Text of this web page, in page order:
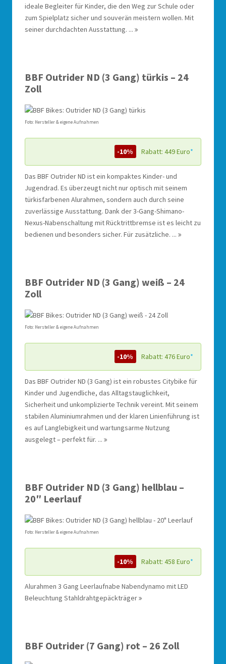
ideale Begleiter für Kinder, die den Weg zur Schule oder
zum Spielplatz sicher und souverän meistern wollen. Mit
seiner durchdachten Ausstattung. ...
BBF Outrider ND (3 Gang) türkis – 24
Zoll
Foto: Hersteller & eigene Aufnahmen
-10% Rabatt: 449 Euro*
Das BBF Outrider ND ist ein kompaktes Kinder- und
Jugendrad. Es überzeugt nicht nur optisch mit seinem
türkisfarbenen Alurahmen, sondern auch durch seine
zuverlässige Ausstattung. Dank der 3-Gang-Shimano-
Nexus-Nabenschaltung mit Rücktrittbremse ist es leicht zu
bedienen und besonders sicher. Für zusätzliche. ...
BBF Outrider ND (3 Gang) weiß – 24
Zoll
Foto: Hersteller & eigene Aufnahmen
-10% Rabatt: 476 Euro*
Das BBF Outrider ND (3 Gang) ist ein robustes Citybike für
Kinder und Jugendliche, das Alltagstauglichkeit,
Sicherheit und unkomplizierte Technik vereint. Mit seinem
stabilen Aluminiumrahmen und der klaren Linienführung ist
es auf Langlebigkeit und wartungsarme Nutzung
ausgelegt – perfekt für. ...
BBF Outrider ND (3 Gang) hellblau –
20″ Leerlauf
Foto: Hersteller & eigene Aufnahmen
-10% Rabatt: 458 Euro*
Alurahmen 3 Gang Leerlaufnabe Nabendynamo mit LED
Beleuchtung Stahldrahtgepäckträger
BBF Outrider (7 Gang) rot – 26 Zoll